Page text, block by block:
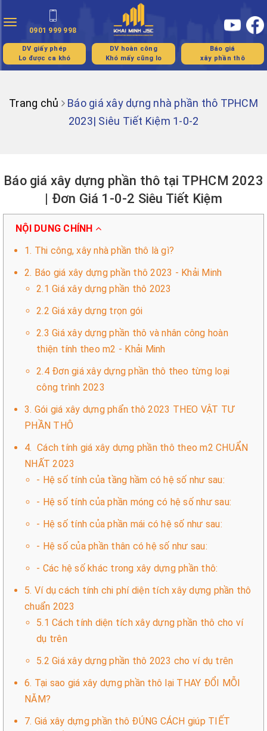
Toggle
navigation
0901 999 998
DV giấy phép
Lo được ca khó
DV hoàn công
Khó mấy cũng lo
Báo giá
xây phần thô
Trang chủ
Báo giá xây dựng nhà phần thô TPHCM
2023| Siêu Tiết Kiệm 1-0-2
Báo giá xây dựng phần thô tại TPHCM 2023
| Đơn Giá 1-0-2 Siêu Tiết Kiệm
NỘI DUNG CHÍNH
1. Thi công, xây nhà phần thô là gì?
2. Báo giá xây dựng phần thô 2023 - Khải Minh
2.1 Giá xây dựng phần thô 2023
2.2 Giá xây dựng trọn gói
2.3 Giá xây dựng phần thô và nhân công hoàn
thiện tính theo m2 - Khải Minh
2.4 Đơn giá xây dựng phần thô theo từng loại
công trình 2023
3. Gói giá xây dựng phẩn thô 2023 THEO VẬT TƯ
PHẦN THÔ
4. Cách tính giá xây dựng phần thô theo m2 CHUẨN
NHẤT 2023
- Hệ số tính của tầng hầm có hệ số như sau:
- Hệ số tính của phần móng có hệ số như sau:
- Hệ số tính của phần mái có hệ số như sau:
- Hệ số của phần thân có hệ số như sau:
- Các hệ số khác trong xây dựng phần thô:
5. Ví dụ cách tính chi phí diện tích xây dựng phần thô
chuẩn 2023
5.1 Cách tính diện tích xây dựng phần thô cho ví
dụ trên
5.2 Giá xây dựng phần thô 2023 cho ví dụ trên
6. Tại sao giá xây dựng phần thô lại THAY ĐỔI MỖI
NĂM?
7. Giá xây dựng phần thô ĐÚNG CÁCH giúp TIẾT